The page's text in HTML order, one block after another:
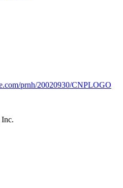
prnh/20020930/CNPLOGO